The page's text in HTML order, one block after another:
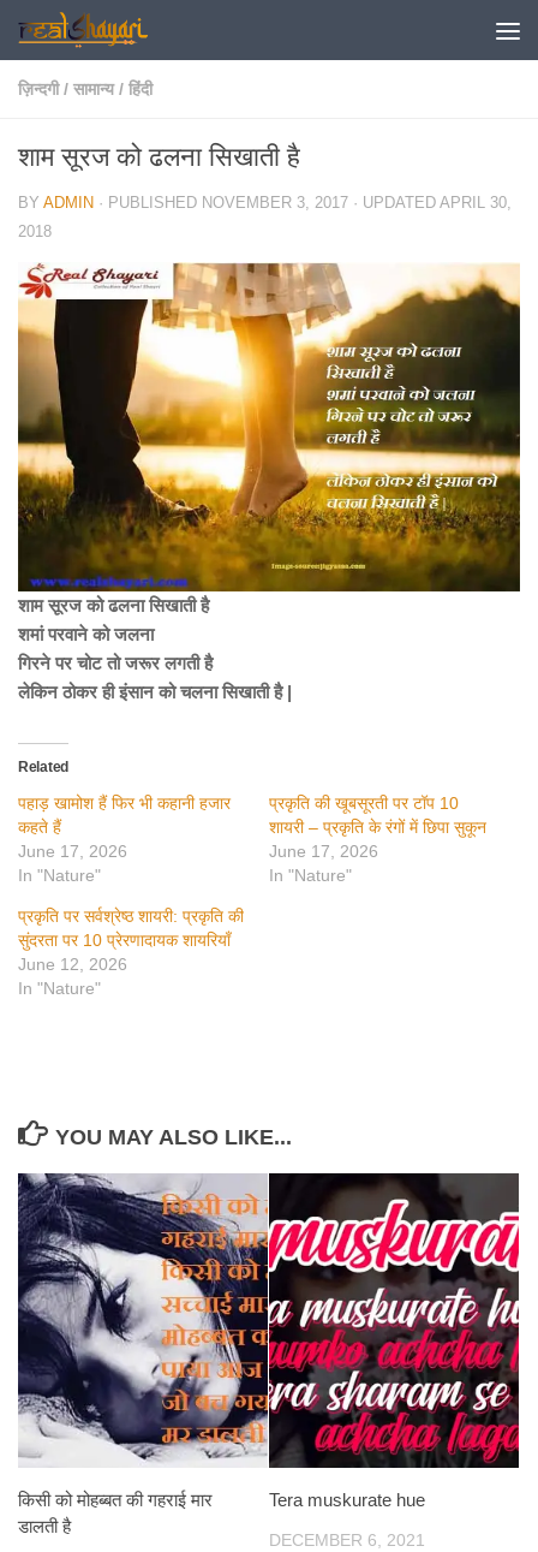
Skip to content
ज़िन्दगी / सामान्य / हिंदी
शाम सूरज को ढलना सिखाती है
BY ADMIN · PUBLISHED NOVEMBER 3, 2017 · UPDATED APRIL 30,
2018
शाम सूरज को ढलना सिखाती है
शमां परवाने को जलना
गिरने पर चोट तो जरूर लगती है
लेकिन ठोकर ही इंसान को चलना सिखाती है |
Related
पहाड़ खामोश हैं फिर भी कहानी हजार
कहते हैं
June 17, 2026
In "Nature"
प्रकृति की खूबसूरती पर टॉप 10
शायरी – प्रकृति के रंगों में छिपा सुकून
June 17, 2026
In "Nature"
प्रकृति पर सर्वश्रेष्ठ शायरी: प्रकृति की
सुंदरता पर 10 प्रेरणादायक शायरियाँ
June 12, 2026
In "Nature"
YOU MAY ALSO LIKE...
किसी को मोहब्बत की गहराई मार
डालती है
Tera muskurate hue
DECEMBER 6, 2021